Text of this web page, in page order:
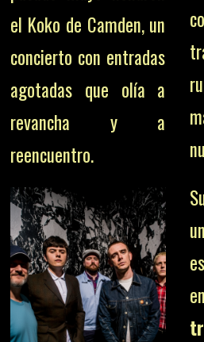
el Koko de Camden, un
concierto con entradas
agotadas que olía a
revancha y a
reencuentro.